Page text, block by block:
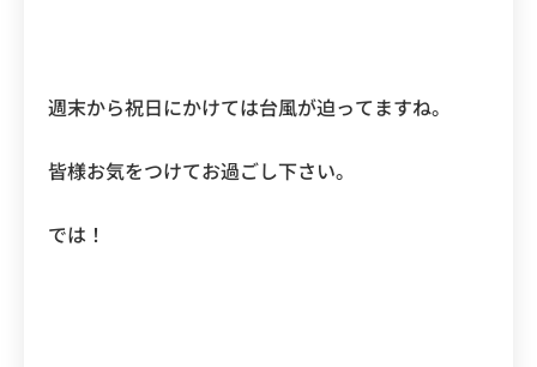
週末から祝日にかけては台風が迫ってますね。
皆様お気をつけてお過ごし下さい。
では！